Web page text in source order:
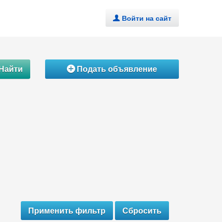
. Войти на сайт
ÁПодать объявление